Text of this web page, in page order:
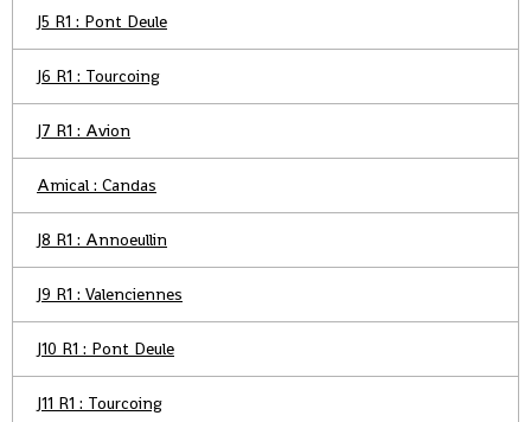
J5 R1 : Pont Deule
J6 R1 : Tourcoing
J7 R1 : Avion
Amical : Candas
J8 R1 : Annoeullin
J9 R1 : Valenciennes
J10 R1 : Pont Deule
J11 R1 : Tourcoing